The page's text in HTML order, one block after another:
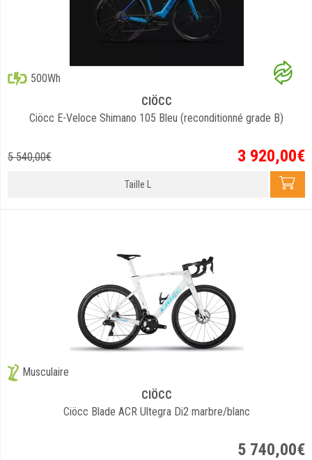
500Wh
CIÖCC
Ciöcc E-Veloce Shimano 105 Bleu (reconditionné grade B)
5 540,00€ 3 920,00€
Taille L
Musculaire
CIÖCC
Ciöcc Blade ACR Ultegra Di2 marbre/blanc
5 740,00€